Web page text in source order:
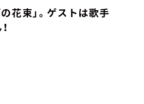
花束」。ゲストは歌手